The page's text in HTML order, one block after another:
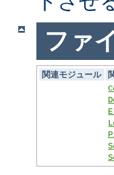
ファ
関連モジュール